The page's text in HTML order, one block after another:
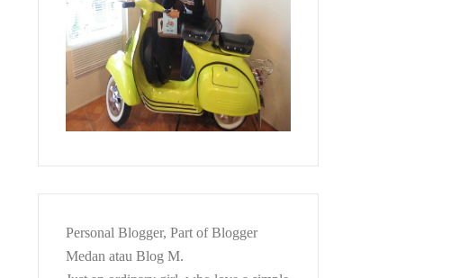
Personal Blogger, Part of Blogger
Medan atau Blog M.